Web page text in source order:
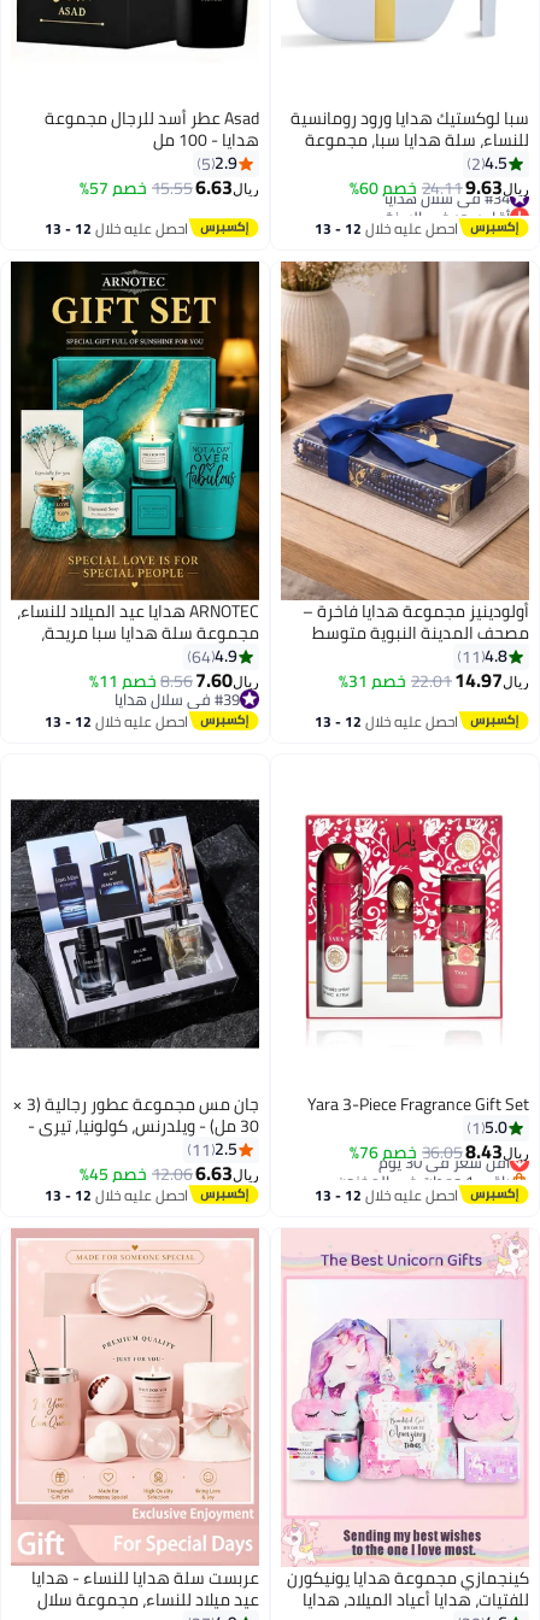
سبا لوكستيك هدايا ورود رومانسية
للنساء، سلة هدايا سبا، مجموعة
استحمام مع قنابل استحمام ولوشن
للجسم، هدايا عيد الحب للذكرى
السنوية لها، لزوجتها، لصديقتها
4.5
2
ريال9.63
24.11خصم 60% #34 في سلال هدايا
أقل سعر في السنة
#34 في سلال هدايا احصل عليه خلال 12 - 13
Asad عطر أسد للرجال مجموعة
هدايا - 100 مل
2.9
5
ريال6.63
15.55خصم 57%
احصل عليه خلال 12 - 13
أولودينيز مجموعة هدايا فاخرة –
مصحف المدينة النبوية متوسط
الحجم بغطاء مخملي مع مسبحة
أنيقة وفاصل قراءة على شكل ريشة
4.8
11
ريال14.97
22.01خصم 31%
احصل عليه خلال 12 - 13
ARNOTEC هدايا عيد الميلاد للنساء،
مجموعة سلة هدايا سبا مريحة،
أفكار هدايا فريدة للنساء، هدايا للأم،
الأخت، أفضل صديقة، الزوجة، زميلة
العمل، المعلم، الممرضة
4.9
64
ريال7.60
8.56خصم 11%
#39 في سلال هدايا
#39 في سلال هدايا احصل عليه خلال 12 - 13
Yara 3-Piece Fragrance Gift Set
5.0
1
ريال8.43
36.05خصم 76% أقل سعر في 30 يوم
باقي 1 وحدات في المخزون
أقل سعر في 30 يوماحصل عليه خلال 12 - 13
جان مس مجموعة عطور رجالية (3 ×
30 مل) - ويلدرنس، كولونيا، تيري -
عطور فاخرة تدوم طويلاً للرجال
2.5
11
ريال6.63
12.06خصم 45%
احصل عليه خلال 12 - 13
كينجمازي مجموعة هدايا يونيكورن
للفتيات، هدايا أعياد الميلاد، هدايا
عربست سلة هدايا للنساء - هدايا
عيد ميلاد للنساء، مجموعة سلال